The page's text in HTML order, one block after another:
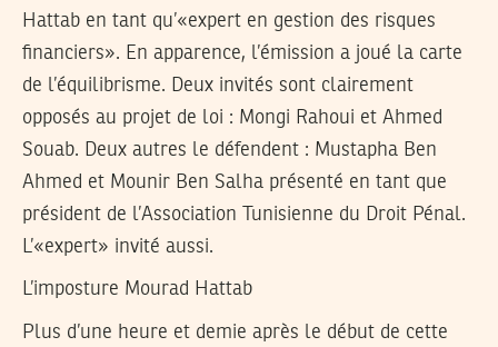
Hattab en tant qu’«expert en gestion des risques
financiers». En apparence, l’émission a joué la carte
de l’équilibrisme. Deux invités sont clairement
opposés au projet de loi : Mongi Rahoui et Ahmed
Souab. Deux autres le défendent : Mustapha Ben
Ahmed et Mounir Ben Salha présenté en tant que
président de l’Association Tunisienne du Droit Pénal.
L’«expert» invité aussi.
L’imposture Mourad Hattab
Plus d’une heure et demie après le début de cette